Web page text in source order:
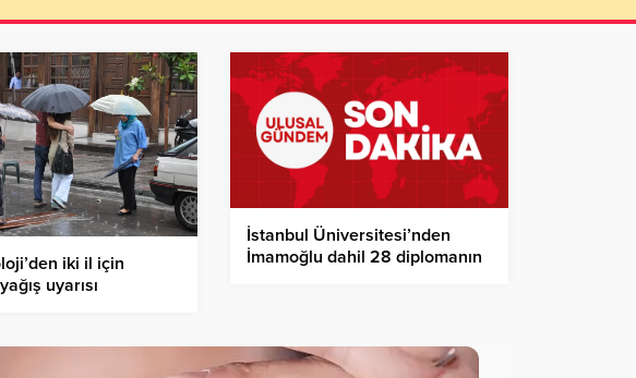
iki il için
uyarısı
İstanbul Üniversitesi’nden
İmamoğlu dahil 28 diplomanın